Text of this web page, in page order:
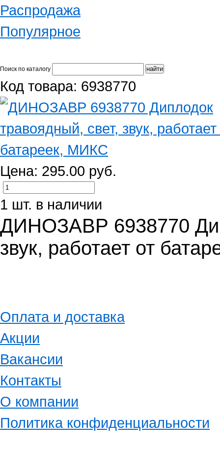
Распродажа
Популярное
Поиск по каталогу
Код товара: 6938770
Цена: 295.00 руб.
1 шт. в наличии
ДИНОЗАВР 6938770
звук, работает от
Оплата и доставка
Акции
Вакансии
Контакты
О компании
Политика конфиденциальности